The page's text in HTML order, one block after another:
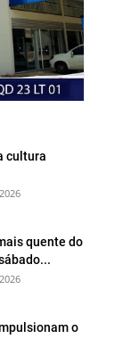
cultura
quente do
o